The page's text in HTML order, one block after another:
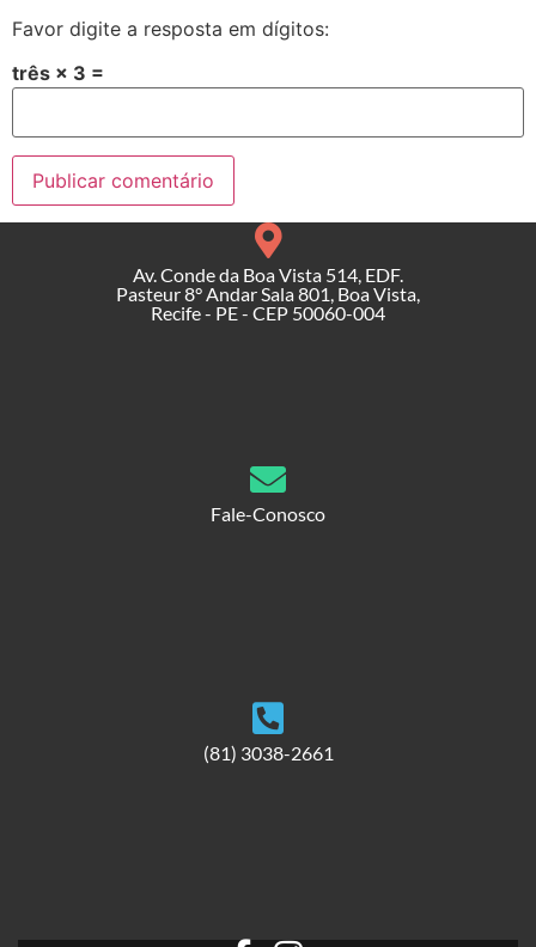
Favor digite a resposta em dígitos:
três × 3 =
Av. Conde da Boa Vista 514, EDF.
Pasteur 8° Andar Sala 801, Boa Vista,
Recife - PE - CEP 50060-004
Fale-Conosco
(81) 3038-2661